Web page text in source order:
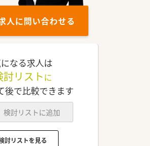
人に問い合わせる
なる求人は
討リスト に
後で比較できます
検討リストに追加
討リストを見る